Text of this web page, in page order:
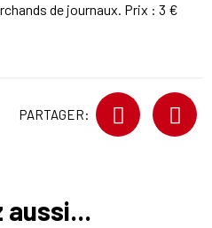
de journaux. Prix : 3 €
PARTAGER:
aussi...